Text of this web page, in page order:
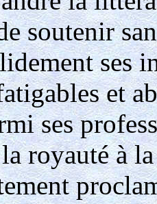
soutenir
ses
et
ses
royauté à